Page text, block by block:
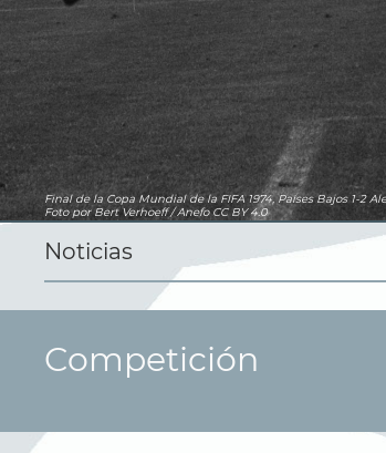
Final de la Copa Mundial de la FIFA 1974, Países Bajos 1-2
Fotopor Bert Verhoeff / AnefoCC BY 4.0
Noticias
Competición